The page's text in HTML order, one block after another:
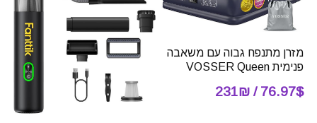
מזרן מתנפח גבוה עם משאבה
פנימית VOSSER Queen
76.97$ / 231₪